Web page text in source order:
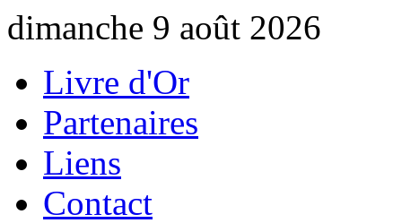
dimanche 9 août 2026
Livre d'Or
Partenaires
Liens
Contact